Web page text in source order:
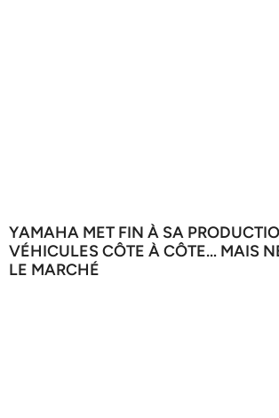
YAMAHA MET FIN À SA
VÉHICULES CÔTE À CÔTE… MAIS
LE MARCHÉ